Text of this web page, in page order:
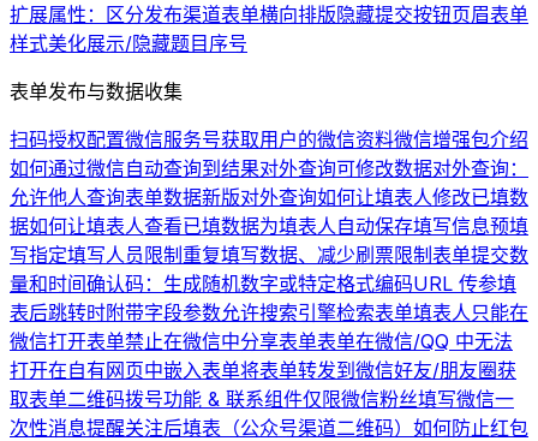
扩展属性：区分发布渠道表单横向排版隐藏提交按钮页眉表单
样式美化展示/隐藏题目序号
表单发布与数据收集
扫码授权配置微信服务号获取用户的微信资料微信增强包介绍
如何通过微信自动查询到结果对外查询可修改数据对外查询：
允许他人查询表单数据新版对外查询如何让填表人修改已填数
据如何让填表人查看已填数据为填表人自动保存填写信息预填
写指定填写人员限制重复填写数据、减少刷票限制表单提交数
量和时间确认码：生成随机数字或特定格式编码URL 传参填
表后跳转时附带字段参数允许搜索引擎检索表单填表人只能在
微信打开表单禁止在微信中分享表单表单在微信/QQ 中无法
打开在自有网页中嵌入表单将表单转发到微信好友/朋友圈获
取表单二维码拨号功能 & 联系组件仅限微信粉丝填写微信一
次性消息提醒关注后填表（公众号渠道二维码） 如何防止红包